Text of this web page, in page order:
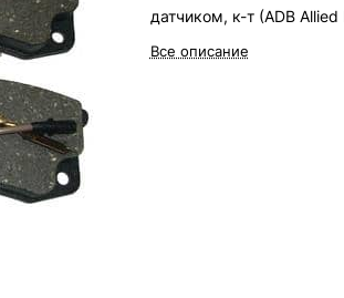
датчиком, к-т (ADB
Все описание